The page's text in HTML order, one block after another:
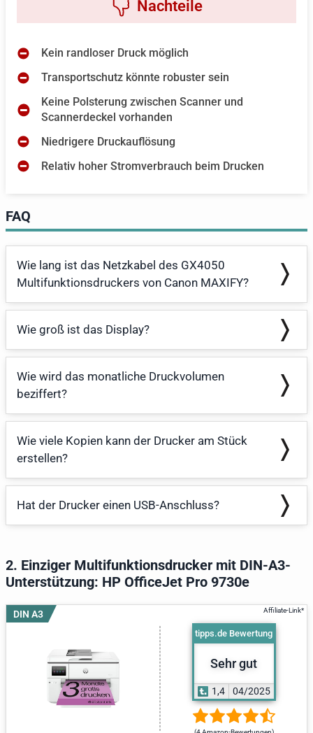
Kein randloser Druck möglich
Transportschutz könnte robuster sein
Keine Polsterung zwischen Scanner und
Scannerdeckel vorhanden
Niedrigere Druckauflösung
Relativ hoher Stromverbrauch beim Drucken
FAQ
Wie lang ist das Netzkabel des GX4050
Multifunktionsdruckers von Canon MAXIFY?
Wie groß ist das Display?
Wie wird das monatliche Druckvolumen
beziffert?
Wie viele Kopien kann der Drucker am Stück
erstellen?
Hat der Drucker einen USB-Anschluss?
2. Einziger Multifunktionsdrucker mit DIN-A3-
Unterstützung: HP OfficeJet Pro 9730e
DIN A3
tipps.de Bewertung
Sehr gut
1,4 04/2025